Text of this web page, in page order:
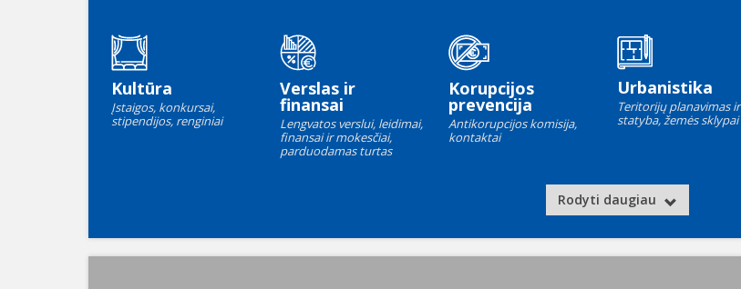
Kultūra
Įstaigos, konkursai,
stipendijos, renginiai
Verslas ir
finansai
Lengvatos verslui, leidimai,
finansai ir mokesčiai,
parduodamas turtas
Korupcijos
prevencija
Antikorupcijos komisija,
kontaktai
Urbanistika
Teritorijų planavimas ir
statyba, žemės sklypai
Rodyti daugiau